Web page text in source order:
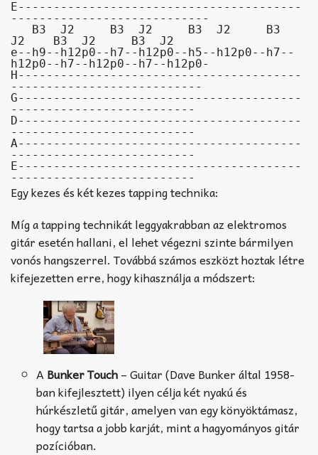
E----------------------------------------
----------------------------
J2    B3  J2     B3  J2
e--h9--h12p0--h7--h12p0--h5--h12p0--h7--
h12p0--h7--h12p0--h7--h12p0-
H----------------------------------------
---------------------------
G----------------------------------------
--------------------------
D----------------------------------------
--------------------------
A----------------------------------------
--------------------------
E----------------------------------------
--------------------------
Egy kezes és két kezes tapping technika:
Míg a tapping technikát leggyakrabban az elektromos
gitár esetén hallani, el lehet végezni szinte bármilyen
vonós hangszerrel. Továbbá számos eszközt hoztak létre
kifejezetten erre, hogy kihasználja a módszert:
ABunker Touch– Guitar (Dave Bunker által 1958-
ban kifejlesztett) ilyen célja két nyakú és
húrkészletű gitár, amelyen van egy könyöktámasz,
hogy tartsa a jobb karját, mint a hagyományos gitár
pozícióban.